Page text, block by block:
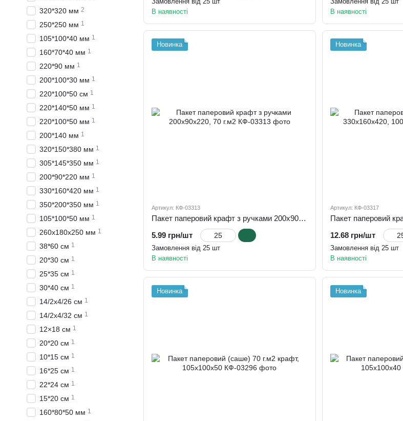
В наявності
В наявності
Новинка
Артикул: КФ-03313
Пакет паперовий крафт з ручками 200х90х220, 70 г.м2
5.99 грн/шт
Замовлення від 25 шт
В наявності
Новинка
Артикул: КФ-03317
12.68 грн/шт
Замовлення від 25 шт
В наявності
Новинка Новинка
320*320 мм 2
250*250 мм 1
105*100*40 мм 1
160*70*40 мм 1
220*90 мм 1
200*100*30 мм 1
220*100*50 см 1
220*140*50 мм 1
220*100*50 мм 1
200*140 мм 1
320*150*380 мм 1
305*145*350 мм 1
200*90*220 мм 1
330*160*420 мм 1
350*200*350 мм 1
105*100*50 мм 1
260х180х250 мм 1
38*60 см 1
20*30 см 1
25*35 cм 1
30*40 см 1
14/2x4/26 см 1
14/2х4/32 см 1
12×18 см 1
20*20 см 1
10*15 см 1
16*25 см 1
22*24 см 1
15*20 см 1
160*80*50 мм 1